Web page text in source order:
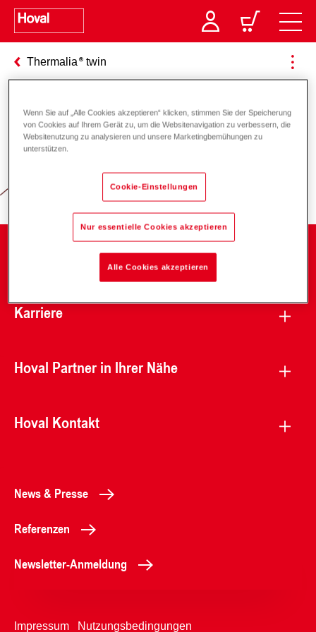
Thermalia twin
Verantwortung für Energie und
Karriere
Hoval Partner in Ihrer Nähe
Hoval Kontakt
News & Presse
Referenzen
Newsletter-Anmeldung
Impressum Nutzungsbedingungen
Wenn Sie auf „Alle Cookies akzeptieren“ klicken, stimmen Sie der Speicherung
von Cookies auf Ihrem Gerät zu, um die Websitenavigation zu verbessern, die
Websitenutzung zu analysieren und unsere Marketingbemühungen zu
unterstützen.
Cookie-Einstellungen
Nur essentielle Cookies akzeptieren
Alle Cookies akzeptieren